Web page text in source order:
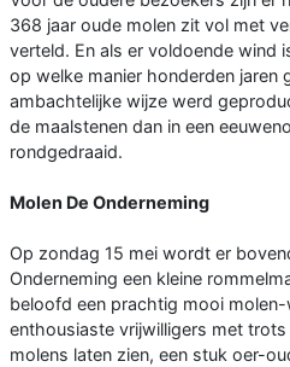
368 jaar oude molen zit vol met
verteld. En als er voldoende wind
op welke manier honderden jaren
ambachtelijke wijze werd
de maalstenen dan in een
rondgedraaid.
Molen De Onderneming
Op zondag 15 mei wordt er
Onderneming een kleine
beloofd een prachtig mooi
enthousiaste vrijwilligers met
molens laten zien, een stuk oer-